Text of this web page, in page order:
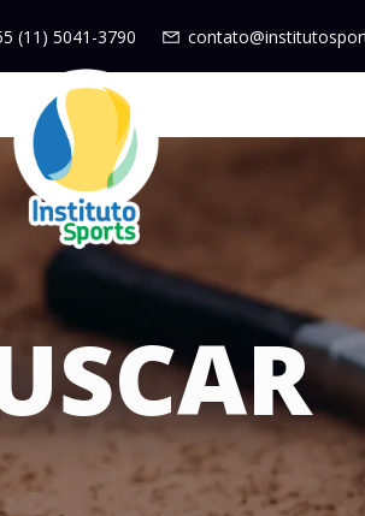
(11) 5041-3790